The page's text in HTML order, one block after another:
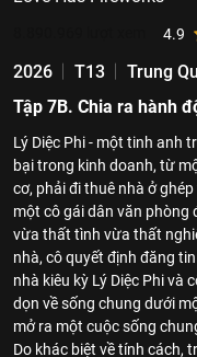
4.9
2026 T13 Trung
Tập 7B. Chia ra hành
Lý Diệc Phi - một tinh anh
bại trong kinh doanh, từ
cơ, phải đi thuê nhà ở
một cô gái dân văn phòng
vừa thất tình vừa thất
nhà, cô quyết định đăng
nhà kiêu kỳ Lý Diệc Phi và
dọn về sống chung dưới
mở ra một cuộc sống
Do khác biệt về tính cách,